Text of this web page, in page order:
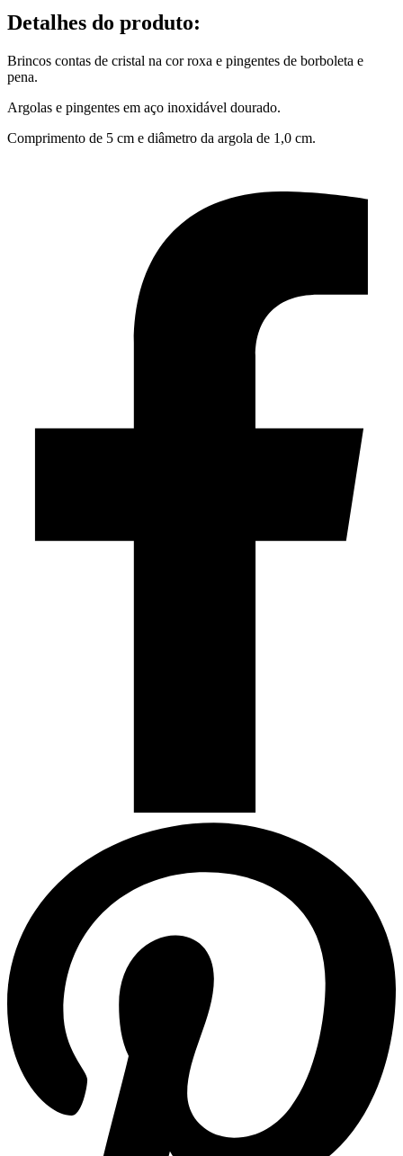
Detalhes do produto:
Brincos contas de cristal na cor roxa e pingentes de borboleta e
pena.
Argolas e pingentes em aço inoxidável dourado.
Comprimento de 5 cm e diâmetro da argola de 1,0 cm.